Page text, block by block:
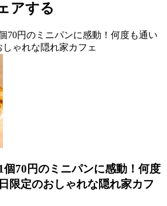
アする
個70円のミニパンに感動！何度
限定のおしゃれな隠れ家カフ